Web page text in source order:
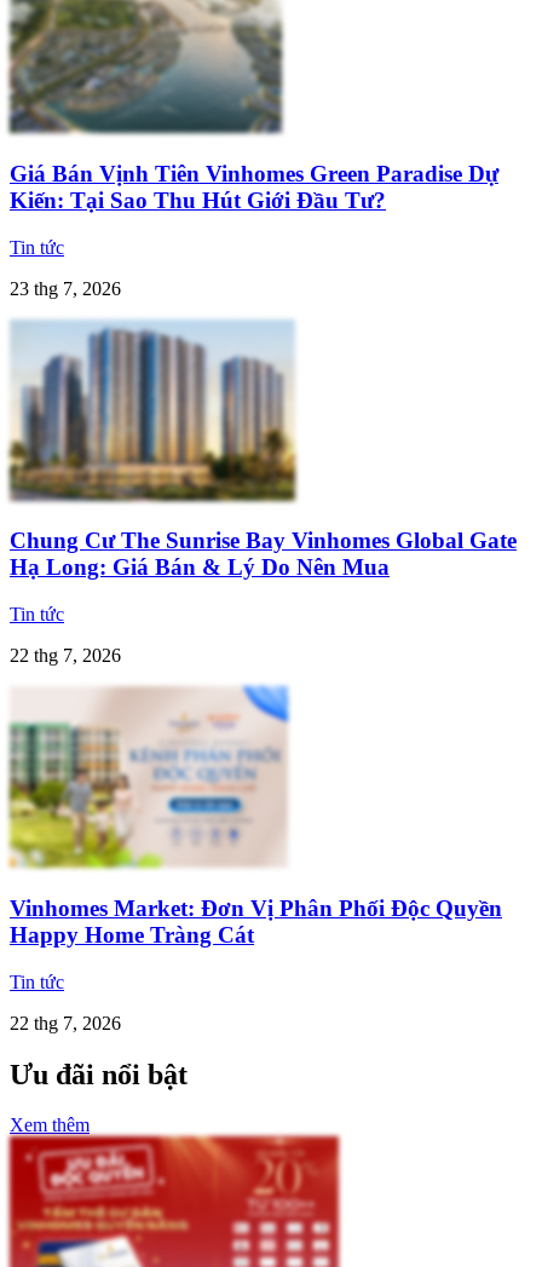
Giá Bán Vịnh Tiên Vinhomes Green Paradise Dự
Kiến: Tại Sao Thu Hút Giới Đầu Tư?
Tin tức
23 thg 7, 2026
Chung Cư The Sunrise Bay Vinhomes Global Gate
Hạ Long: Giá Bán & Lý Do Nên Mua
Tin tức
22 thg 7, 2026
Vinhomes Market: Đơn Vị Phân Phối Độc Quyền
Happy Home Tràng Cát
Tin tức
22 thg 7, 2026
Ưu đãi nổi bật
Xem thêm